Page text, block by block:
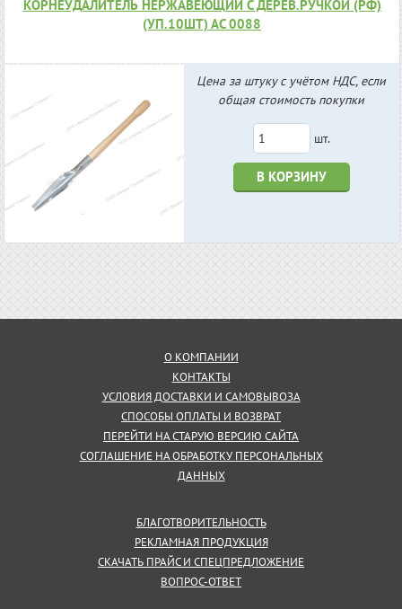
КОРНЕУДАЛИТЕЛЬ НЕРЖАВЕЮЩИЙ С ДЕРЕВ.РУЧКОЙ (РФ)
(УП.10ШТ) АС 0088
Цена за штуку с учётом НДС, если
общая стоимость покупки
шт.
В КОРЗИНУ
О КОМПАНИИ
КОНТАКТЫ
УСЛОВИЯ ДОСТАВКИ И САМОВЫВОЗА
СПОСОБЫ ОПЛАТЫ И ВОЗВРАТ
ПЕРЕЙТИ НА СТАРУЮ ВЕРСИЮ САЙТА
СОГЛАШЕНИЕ НА ОБРАБОТКУ ПЕРСОНАЛЬНЫХ
ДАННЫХ
БЛАГОТВОРИТЕЛЬНОСТЬ
РЕКЛАМНАЯ ПРОДУКЦИЯ
СКАЧАТЬ ПРАЙС И СПЕЦПРЕДЛОЖЕНИЕ
ВОПРОС-ОТВЕТ